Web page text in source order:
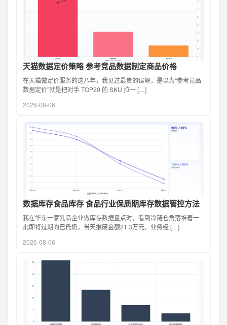
天猫数据定价策略 参考竞品数据制定商品价格
在天猫做定价服务的这八年，我见过最贵的误解，是以为“参考竞品
数据定价”就是把对手 TOP20 的 SKU 拉一 […]
2026-08-06
数据库存食品库存 食品行业保质期库存数据管控方法
我在华东一家乳品企业做库存数据盘点时，看到冷链仓角落堆着一
批即将过期的巴氏奶，当天报废金额21.3万元。业务经 […]
2026-08-06